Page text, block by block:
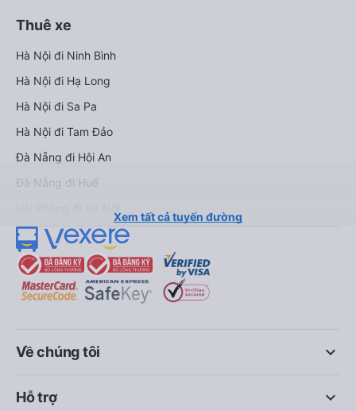
Thuê xe
Hà Nội đi Ninh Bình
Hà Nội đi Hạ Long
Hà Nội đi Sa Pa
Hà Nội đi Tam Đảo
Đà Nẵng đi Hội An
Đà Nẵng đi Huế
Xem tất cả tuyến đường
keyboard_arrow_down
Về chúng tôi
keyboard_arrow_down
Hỗ trợ